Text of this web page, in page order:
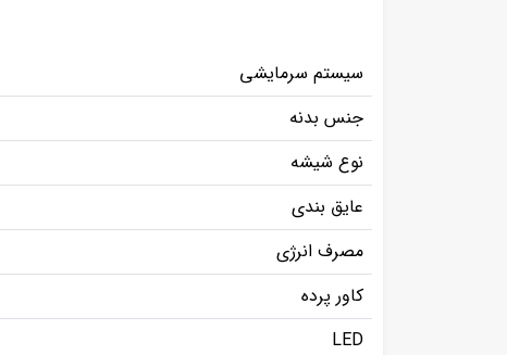
سیستم سرمایشی
جنس بدنه
نوع شیشه
عایق بندی
مصرف انرژی
کاور پرده
LED